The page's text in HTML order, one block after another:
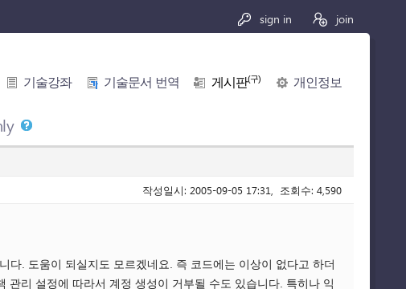
sign in join
기술강좌 기술문서 번역 게시판(구) 개인정보
작성일시: 2005-09-05 17:31, 조회수: 4,590
. 도움이 되실지도 모르겠네요. 즉 코드에는 이상이 없다고 하더
리 설정에 따라서 계정 생성이 거부될 수도 있습니다. 특히나 익